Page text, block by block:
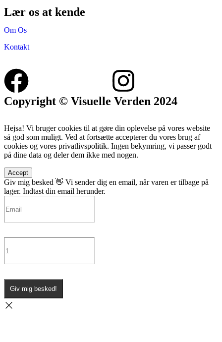
Lær os at kende
Om Os
Kontakt
Copyright © Visuelle Verden 2024
Hejsa! Vi bruger cookies til at gøre din oplevelse på vores website
så god som muligt. Ved at fortsætte accepterer du vores brug af
cookies og vores privatlivspolitik. Ingen bekymring, vi passer godt
på dine data og deler dem ikke med nogen.
Accept
Giv mig besked 👋 Vi sender dig en email, når varen er tilbage på
lager. Indtast din email herunder.
Giv mig besked!